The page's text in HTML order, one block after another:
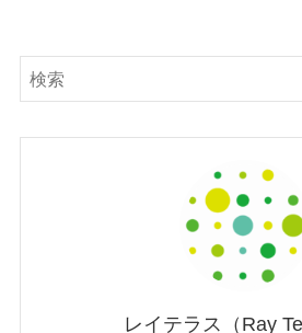
レイテラス（Ray